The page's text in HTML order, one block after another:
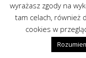
Zobacz opis
rabatowe
Odpowiedz
wyrażasz zgody na
tam celach, również
cookies w